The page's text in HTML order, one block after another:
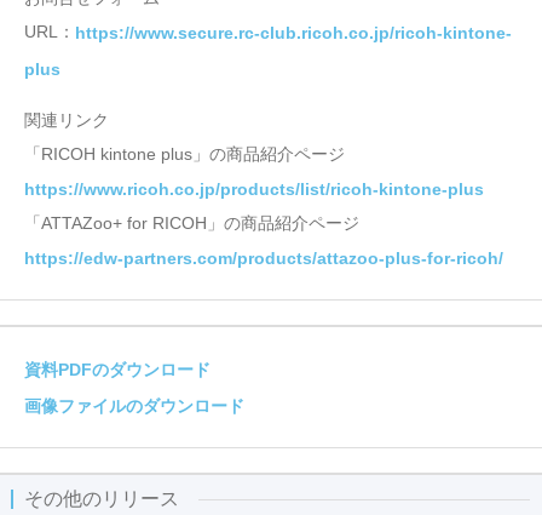
URL： https://www.secure.rc-club.ricoh.co.jp/ricoh-kintone-
plus
関連リンク
「RICOH kintone plus」の商品紹介ページ
https://www.ricoh.co.jp/products/list/ricoh-kintone-plus
「ATTAZoo+ for RICOH」の商品紹介ページ
https://edw-partners.com/products/attazoo-plus-for-ricoh/
資料PDFのダウンロード
画像ファイルのダウンロード
その他のリリース